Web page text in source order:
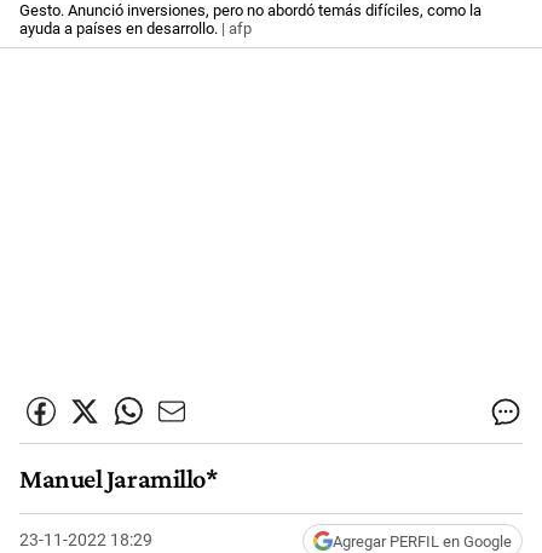
Gesto. Anunció inversiones, pero no abordó temás difíciles, como la
ayuda a países en desarrollo. | afp
Manuel Jaramillo*
23-11-2022 18:29 Agregar PERFIL en Google